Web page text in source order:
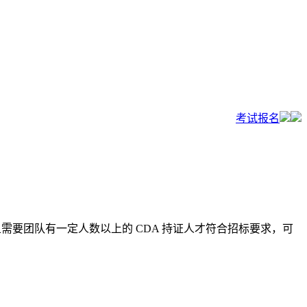
考试报名
要团队有一定人数以上的 CDA 持证人才符合招标要求，可